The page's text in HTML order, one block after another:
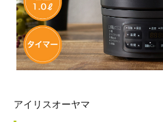
アイリスオーヤマ